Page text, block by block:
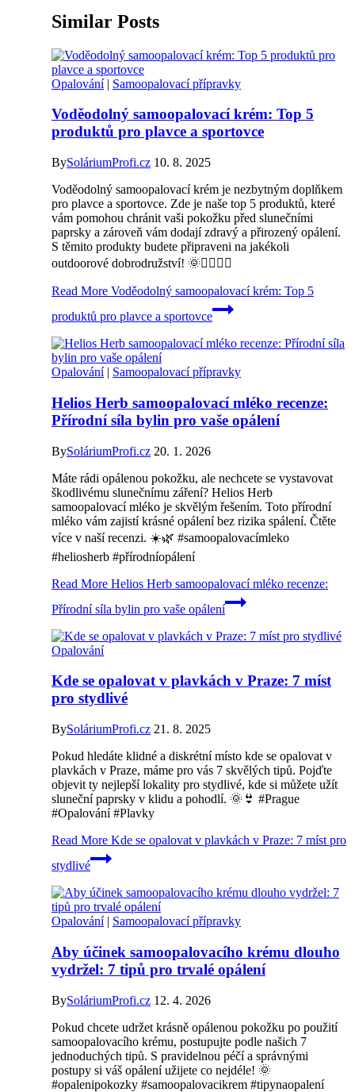
Similar Posts
Opalování| Samoopalovací přípravky
Voděodolný samoopalovací krém: Top 5
produktů pro plavce a sportovce
BySoláriumProfi.cz 10. 8. 2025
Voděodolný samoopalovací krém je nezbytným doplňkem
pro plavce a sportovce. Zde je naše top 5 produktů, které
vám pomohou chránit vaši pokožku před slunečními
paprsky a zároveň vám dodají zdravý a přirozený opálení.
S těmito produkty budete připraveni na jakékoli
outdoorové dobrodružství! 🌞🏊‍♂️🚴‍♀️
Read More Voděodolný samoopalovací krém: Top 5
produktů pro plavce a sportovce
Opalování| Samoopalovací přípravky
Helios Herb samoopalovací mléko recenze:
Přírodní síla bylin pro vaše opálení
BySoláriumProfi.cz 20. 1. 2026
Máte rádi opálenou pokožku, ale nechcete se vystavovat
škodlivému slunečnímu záření? Helios Herb
samoopalovací mléko je skvělým řešením. Toto přírodní
mléko vám zajistí krásné opálení bez rizika spálení. Čtěte
více v naší recenzi. ☀️🌿 #samoopalovacímleko
#heliosherb #přírodníopálení
Read More Helios Herb samoopalovací mléko recenze:
Přírodní síla bylin pro vaše opálení
Opalování
Kde se opalovat v plavkách v Praze: 7 míst
pro stydlivé
BySoláriumProfi.cz 21. 8. 2025
Pokud hledáte klidné a diskrétní místo kde se opalovat v
plavkách v Praze, máme pro vás 7 skvělých tipů. Pojďte
objevit ty nejlepší lokality pro stydlivé, kde si můžete užít
sluneční paprsky v klidu a pohodlí. 🌞👙 #Prague
#Opalování #Plavky
Read More Kde se opalovat v plavkách v Praze: 7 míst pro
stydlivé
Opalování| Samoopalovací přípravky
Aby účinek samoopalovacího krému dlouho
vydržel: 7 tipů pro trvalé opálení
BySoláriumProfi.cz 12. 4. 2026
Pokud chcete udržet krásně opálenou pokožku po použití
samoopalovacího krému, postupujte podle našich 7
jednoduchých tipů. S pravidelnou péčí a správnými
postupy si váš opálení užijete co nejdéle! 🌞
#opalenipokozky #samoopalovacikrem #tipynaopalení